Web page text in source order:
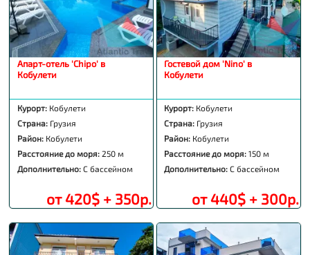
Апарт-отель 'Chipo' в
Кобулети
Курорт: Кобулети
Страна: Грузия
Район: Кобулети
Расстояние до моря: 250 м
Дополнительно: С бассейном
от 420$ + 350р.
Гостевой дом 'Nino' в
Кобулети
Курорт: Кобулети
Страна: Грузия
Район: Кобулети
Расстояние до моря:150 м
Дополнительно:С бассейном
от 440$ + 300р.